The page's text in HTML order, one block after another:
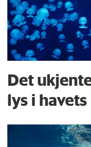
Det
lys i